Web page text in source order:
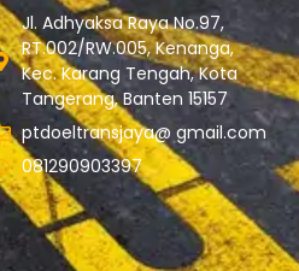
Jl. Adhyaksa Raya No.97,
RT.002/RW.005, Kenanga,
Kec. Karang Tengah, Kota
Tangerang, Banten 15157
ptdoeltransjaya@ gmail.com
081290903397